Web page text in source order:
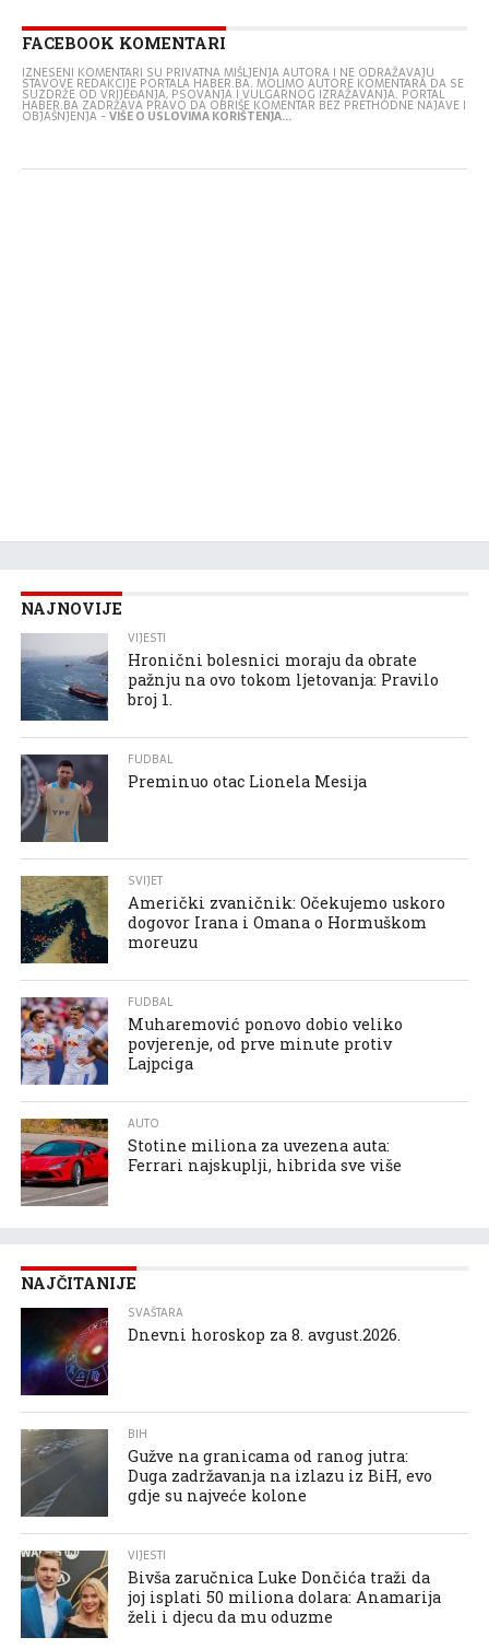
FACEBOOK KOMENTARI
IZNESENI KOMENTARI SU PRIVATNA MIŠLJENJA AUTORA I NE ODRAŽAVAJU
STAVOVE REDAKCIJE PORTALA HABER.BA. MOLIMO AUTORE KOMENTARA DA SE
SUZDRŽE OD VRIJEĐANJA, PSOVANJA I VULGARNOG IZRAŽAVANJA. PORTAL
HABER.BA ZADRŽAVA PRAVO DA OBRIŠE KOMENTAR BEZ PRETHODNE NAJAVE I
OBJAŠNJENJA -VIŠE O USLOVIMA KORIŠTENJA...
NAJNOVIJE
VIJESTI
Hronični bolesnici moraju da obrate
pažnju na ovo tokom ljetovanja: Pravilo
broj 1.
FUDBAL
Preminuo otac Lionela Mesija
SVIJET
Američki zvaničnik: Očekujemo uskoro
dogovor Irana i Omana o Hormuškom
moreuzu
FUDBAL
Muharemović ponovo dobio veliko
povjerenje, od prve minute protiv
Lajpciga
AUTO
Stotine miliona za uvezena auta:
Ferrari najskuplji, hibrida sve više
NAJČITANIJE
SVAŠTARA
Dnevni horoskop za 8. avgust.2026.
BIH
Gužve na granicama od ranog jutra:
Duga zadržavanja na izlazu iz BiH, evo
gdje su najveće kolone
VIJESTI
Bivša zaručnica Luke Dončića traži da
joj isplati 50 miliona dolara: Anamarija
želi i djecu da mu oduzme